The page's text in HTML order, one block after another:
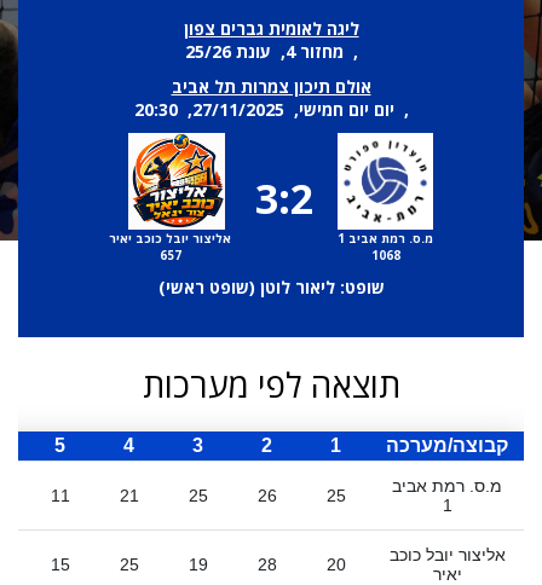
ליגה לאומית גברים צפון
, מחזור 4, עונת 25/26
אולם תיכון צמרות תל אביב
, יום יום חמישי, 27/11/2025, 20:30
מ.ס. רמת אביב 1
1068
3:2
אליצור יובל כוכב יאיר
657
שופט: ליאור לוטן (שופט ראשי)
תוצאה לפי מערכות
קבוצה/מערכה 1
2
3
4
5
מ.ס. רמת אביב
1
25
26
25
21
11
אליצור יובל כוכב
יאיר
20
28
19
25
15